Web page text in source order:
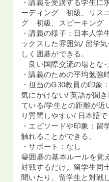
・講義を受講する学生に
ーディング 初級、リス
グ 初級、スピーキング
・講義の様子：日本人学
ックスした雰囲気/ 留学
しく囲碁ができる。
良い国際交流の場とな
・講義のための平均勉強
・担当のG30教員の印象
気にかけない/ 英語が聞
ている/学生との距離が近
り質問しやすい/ 日本語
・エピソードや印象：留
触れることができる。
・サポート：なし
😀囲碁の基本ルールを覚
対戦するだけ。留学生同
聞いたり、留学生と対戦